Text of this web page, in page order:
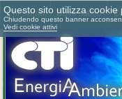
Chi siamo Dove siamo
Questo sito utilizza
Chiudendo questo banner
Vedi cookie attivi